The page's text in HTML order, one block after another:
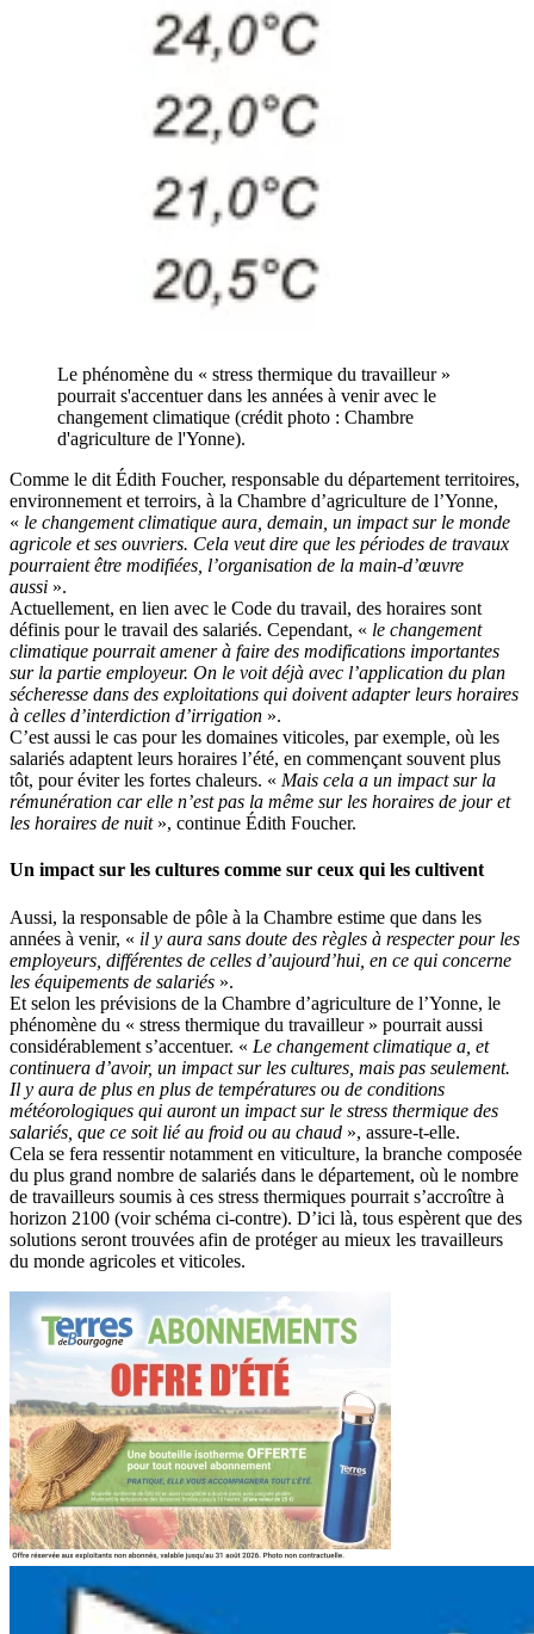
Le phénomène du « stress thermique du travailleur »
pourrait s'accentuer dans les années à venir avec le
changement climatique (crédit photo : Chambre
d'agriculture de l'Yonne).
Comme le dit Édith Foucher, responsable du département territoires,
environnement et terroirs, à la Chambre d’agriculture de l’Yonne,
« le changement climatique aura, demain, un impact sur le monde
agricole et ses ouvriers. Cela veut dire que les périodes de travaux
pourraient être modifiées, l’organisation de la main-d’œuvre
aussi ».
Actuellement, en lien avec le Code du travail, des horaires sont
définis pour le travail des salariés. Cependant, « le changement
climatique pourrait amener à faire des modifications importantes
sur la partie employeur. On le voit déjà avec l’application du plan
sécheresse dans des exploitations qui doivent adapter leurs horaires
à celles d’interdiction d’irrigation ».
C’est aussi le cas pour les domaines viticoles, par exemple, où les
salariés adaptent leurs horaires l’été, en commençant souvent plus
tôt, pour éviter les fortes chaleurs. « Mais cela a un impact sur la
rémunération car elle n’est pas la même sur les horaires de jour et
les horaires de nuit», continue Édith Foucher.
Un impact sur les cultures comme sur ceux qui les cultivent
Aussi, la responsable de pôle à la Chambre estime que dans les
années à venir, « il y aura sans doute des règles à respecter pour les
employeurs, différentes de celles d’aujourd’hui, en ce qui concerne
les équipements de salariés ».
Et selon les prévisions de la Chambre d’agriculture de l’Yonne, le
phénomène du « stress thermique du travailleur » pourrait aussi
considérablement s’accentuer. « Le changement climatique a, et
continuera d’avoir, un impact sur les cultures, mais pas seulement.
Il y aura de plus en plus de températures ou de conditions
météorologiques qui auront un impact sur le stress thermique des
salariés, que ce soit lié au froid ou au chaud », assure-t-elle.
Cela se fera ressentir notamment en viticulture, la branche composée
du plus grand nombre de salariés dans le département, où le nombre
de travailleurs soumis à ces stress thermiques pourrait s’accroître à
horizon 2100 (voir schéma ci-contre). D’ici là, tous espèrent que des
solutions seront trouvées afin de protéger au mieux les travailleurs
du monde agricoles et viticoles.